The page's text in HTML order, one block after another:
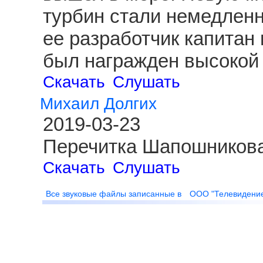
турбин стали
ее разработчик
был награжден
Скачать Слушать
Михаил Долгих
2019-03-23
Перечитка
Скачать Слушать
Все звуковые файлы записанные в ООО